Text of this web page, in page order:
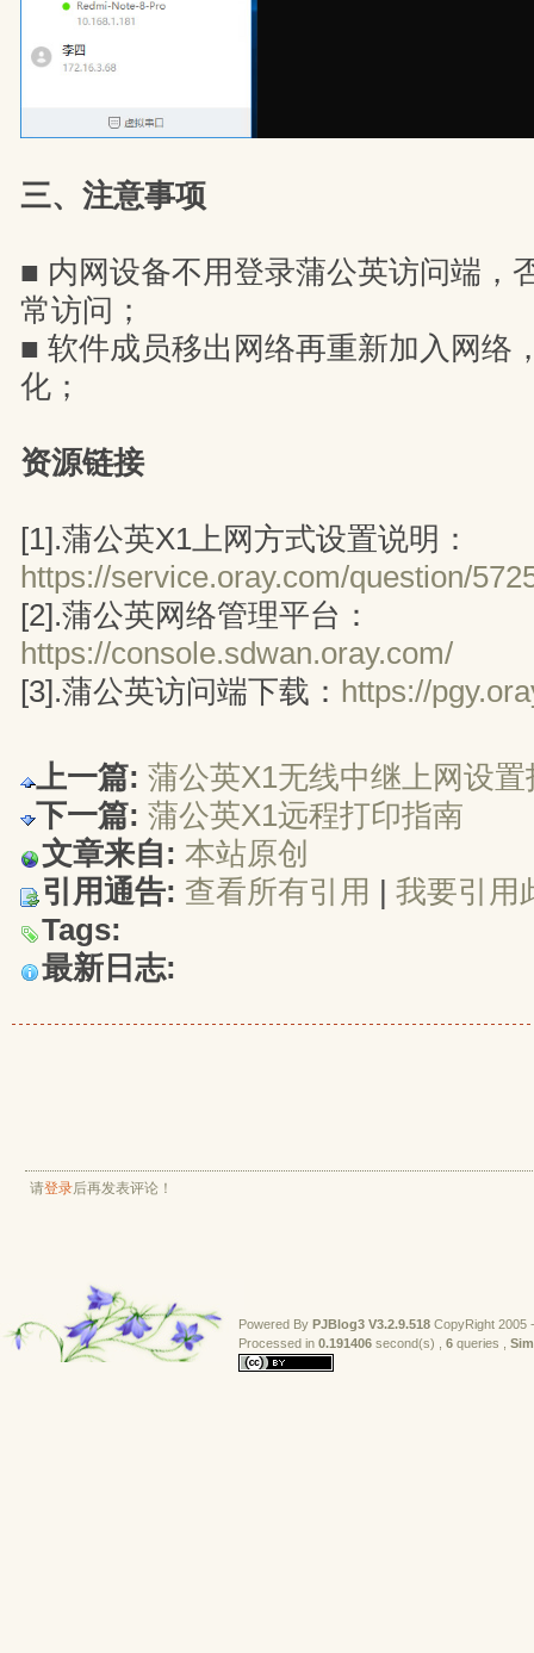
三、注意事项
■ 内网设备不用登录蒲公英访问端，
常访问；
■ 软件成员移出网络再重新加入网络
化；
资源链接
[1].蒲公英X1上网方式设置说明：
https://service.oray.com/question/
[2].蒲公英网络管理平台：
https://console.sdwan.oray.com/
[3].蒲公英访问端下载： https://
上一篇: 蒲公英X1无线中继上网设
下一篇: 蒲公英X1远程打印指南
文章来自: 本站原创
引用通告: 查看所有引用 | 我要引用
Tags:
最新日志:
请登录后再发表评论！
Powered By PJBlog3 V3.2.9.518 CopyRight 2005
Processed in 0.191406 second(s) , 6 queries ,